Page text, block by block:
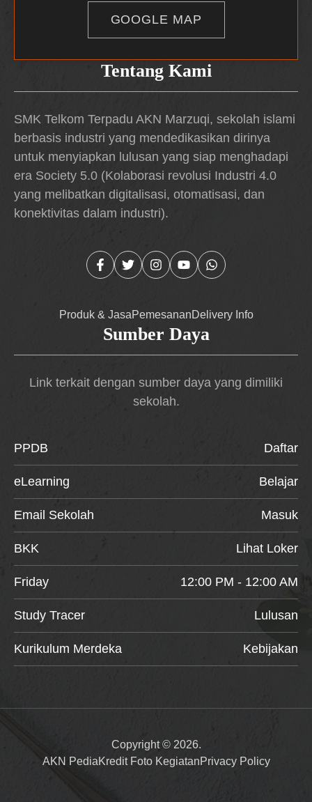
Tentang Kami
SMK Telkom Terpadu AKN Marzuqi, sekolah islami
berbasis industri yang mendedikasikan dirinya
untuk menyiapkan lulusan yang siap menghadapi
era Society 5.0 (Kolaborasi revolusi Industri 4.0
yang melibatkan digitalisasi, otomatisasi, dan
konektivitas dalam industri).
Produk & JasaPemesananDelivery Info
GOOGLE MAP
Sumber Daya
Link terkait dengan sumber daya yang dimiliki
sekolah.
PPDB Daftar
eLearning Belajar
Email Sekolah Masuk
BKK Lihat Loker
Friday 12:00 PM - 12:00 AM
Study Tracer Lulusan
Kurikulum Merdeka Kebijakan
Copyright © 2026.
AKN PediaKredit Foto KegiatanPrivacy Policy